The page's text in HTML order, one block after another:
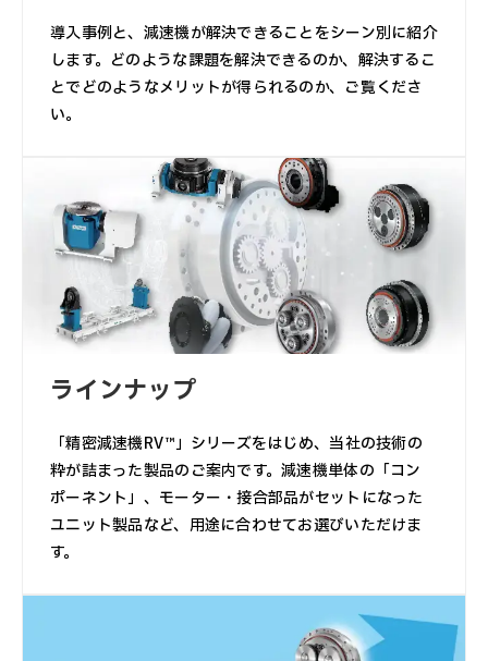
導入事例と、減速機が解決できることをシーン別に紹介
します。どのような課題を解決できるのか、解決するこ
とでどのようなメリットが得られるのか、ご覧くださ
い。
ラインナップ
「精密減速機RV™」シリーズをはじめ、当社の技術の
粋が詰まった製品のご案内です。減速機単体の「コン
ポーネント」、モーター・接合部品がセットになった
ユニット製品など、用途に合わせてお選びいただけま
す。